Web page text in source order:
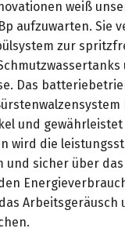
weiß
aufzuwarten. Sie
zur
Das
und
wird die
sicher über
Arbeitsgeräusch